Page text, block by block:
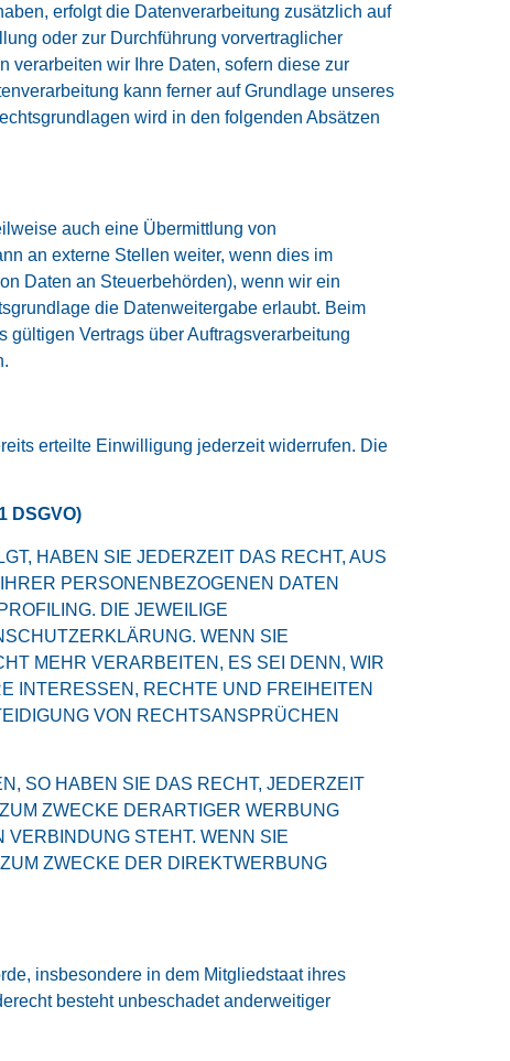
erfolgt die Datenverarbeitung zusätzlich auf
oder zur Durchführung vorvertraglicher
verarbeiten wir Ihre Daten, sofern diese zur
kann ferner auf Grundlage unseres
wird in den folgenden Absätzen
auch eine Übermittlung von
an externe Stellen weiter, wenn dies im
Daten an Steuerbehörden), wenn wir ein
die Datenweitergabe erlaubt. Beim
Vertrags über Auftragsverarbeitung
erteilte Einwilligung jederzeit widerrufen. Die
DSGVO)
HABEN SIE JEDERZEIT DAS RECHT, AUS
PERSONENBEZOGENEN DATEN
DIE JEWEILIGE
WENN SIE
MEHR VERARBEITEN, ES SEI DENN, WIR
INTERESSEN, RECHTE UND FREIHEITEN
VON RECHTSANSPRÜCHEN
SO HABEN SIE DAS RECHT, JEDERZEIT
ZWECKE DERARTIGER WERBUNG
VERBINDUNG STEHT. WENN SIE
ZWECKE DER DIREKTWERBUNG
insbesondere in dem Mitgliedstaat ihres
besteht unbeschadet anderweitiger